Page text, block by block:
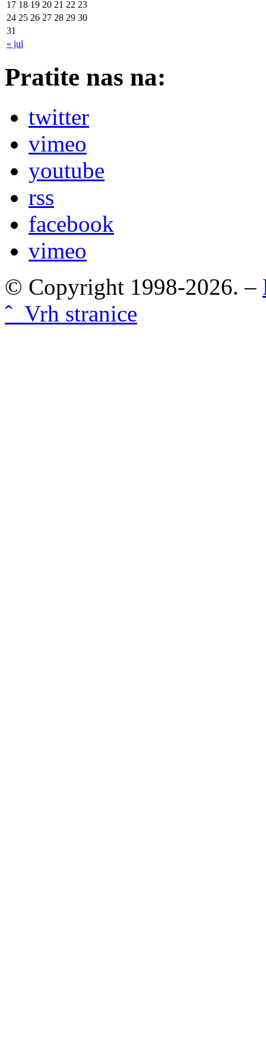
« jul
17 18 19 20 21 22 23
24 25 26 27 28 29 30
31
Pratite nas na:
twitter
vimeo
youtube
rss
facebook
vimeo
© Copyright 1998-2026. –
ˆ Vrh stranice